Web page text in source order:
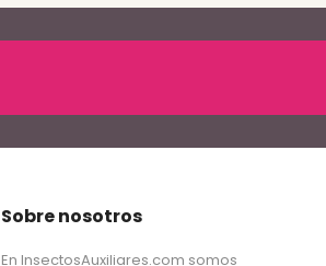
Sobre nosotros
En InsectosAuxiliares.com somos